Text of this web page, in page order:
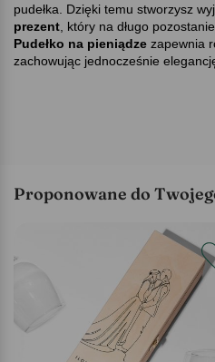
pudełka. Dzięki temu stworzysz
prezent , który na długo
Pudełko na pieniądze zapewnia
zachowując jednocześnie
Proponowane do